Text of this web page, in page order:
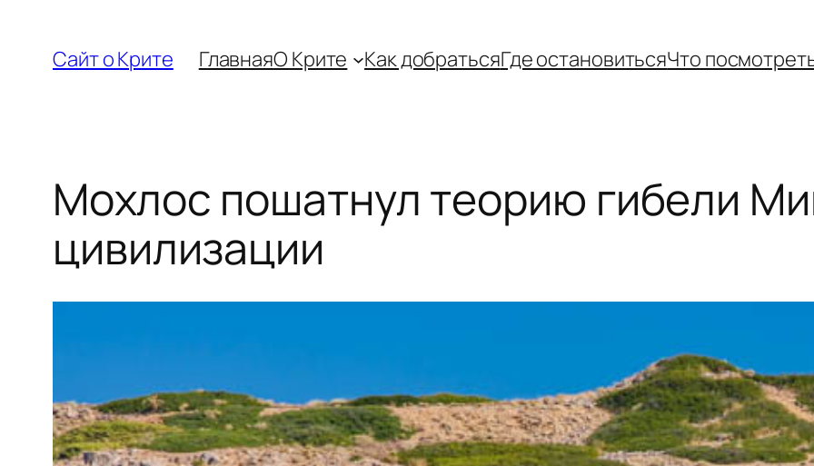
содержимому
Сайт о Крите ГлавнаяО Крите Как добратьсяГде остановитьсяЧто
Мохлос пошатнул теорию гибели
цивилизации